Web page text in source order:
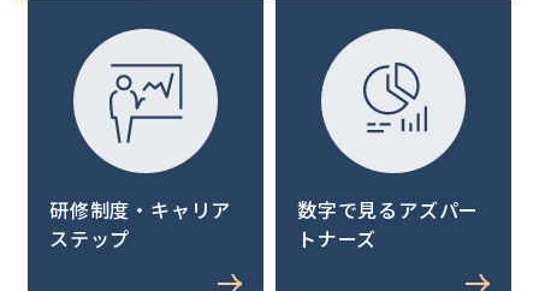
研修制度・キャリア
ステップ
数字で見るアズパー
トナーズ